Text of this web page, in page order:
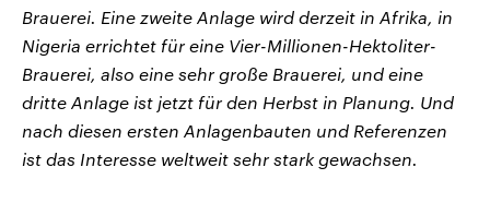
Brauerei. Eine zweite Anlage wird derzeit in Afrika, in
Nigeria errichtet für eine Vier-Millionen-Hektoliter-
Brauerei, also eine sehr große Brauerei, und eine
dritte Anlage ist jetzt für den Herbst in Planung. Und
nach diesen ersten Anlagenbauten und Referenzen
ist das Interesse weltweit sehr stark gewachsen.